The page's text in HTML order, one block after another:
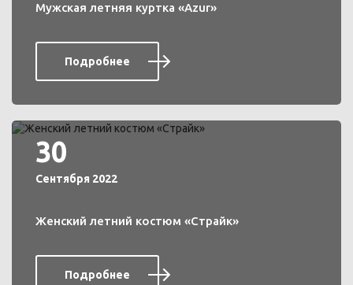
Мужская летняя куртка «Azur»
Подробнее
30
Сентября 2022
Женский летний костюм «Страйк»
Подробнее